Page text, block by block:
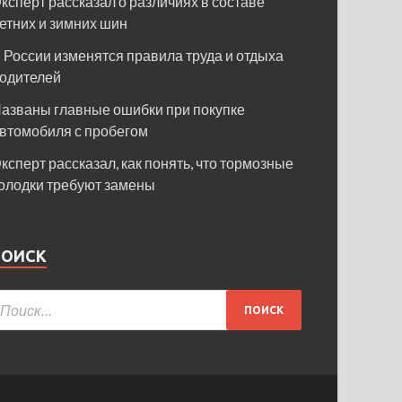
и зимних шин
России изменятся правила труда и отдыха
главные ошибки при покупке
с пробегом
рассказал, как понять, что тормозные
требуют замены